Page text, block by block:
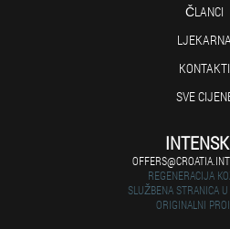
ČLANCI
LJEKARNA
KONTAKTI
SVE
REGENERACIJA
SLUŽBENA STRANICA
ORIGINALNI